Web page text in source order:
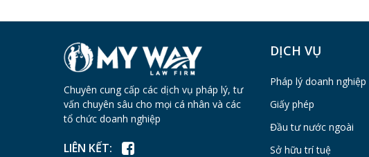
Chuyên cung cấp các dịch vụ pháp lý, tư
vấn chuyên sâu cho mọi cá nhân và các
tổ chức doanh nghiệp
LIÊN KẾT:
DỊCH VỤ
Pháp lý doanh nghiệp
Giấy phép
Đầu tư nước ngoài
Sở hữu trí tuệ